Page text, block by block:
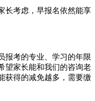
长考虑，早报名依然能享
报考的专业、学习的年限
望家长能和我们的咨询老
获得的减免越多，需要缴